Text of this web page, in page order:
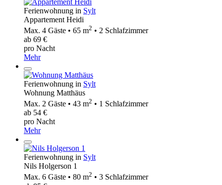
Ferienwohnung in Sylt
Appartement Heidi
Max. 4 Gäste • 65 m2 • 2 Schlafzimmer
ab 69 €
pro Nacht
Mehr
Ferienwohnung in Sylt
Wohnung Matthäus
Max. 2 Gäste • 43 m2 • 1 Schlafzimmer
ab 54 €
pro Nacht
Mehr
Ferienwohnung in Sylt
Nils Holgerson 1
Max. 6 Gäste • 80 m2 • 3 Schlafzimmer